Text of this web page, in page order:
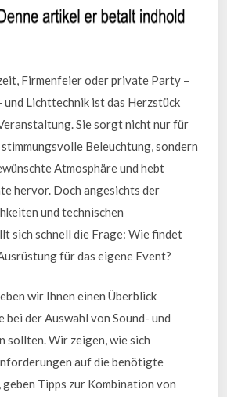
Firmenfeier oder private Party –
und Lichttechnik ist das Herzstück
Sie sorgt nicht nur für
Beleuchtung, sondern
Atmosphäre und hebt
hervor. Doch angesichts der
und technischen
sich schnell die Frage: Wie findet
für das eigene Event?
wir Ihnen einen Überblick
bei der Auswahl von Sound- und
sollten. Wir zeigen, wie sich
auf die benötigte
geben Tipps zur Kombination von